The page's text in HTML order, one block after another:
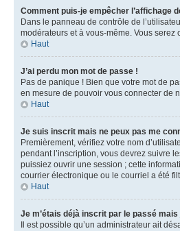
Comment puis-je empêcher l’affichage
Dans le panneau de contrôle de
modérateurs et à vous-même. Vous serez
Haut
J’ai perdu mon mot de passe !
Pas de panique ! Bien que votre mot de
en mesure de pouvoir vous connecter de
Haut
Je suis inscrit mais ne peux pas me
Premièrement, vérifiez votre nom
pendant l’inscription, vous devrez suivre
puissiez ouvrir une session ; cette
courrier électronique ou le courriel a été
Haut
Je m’étais déjà inscrit par le passé
Il est possible qu’un administrateur ait